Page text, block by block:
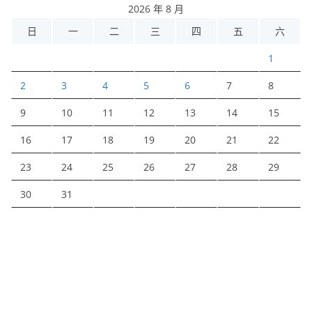
2026 年 8 月
日
一 二 三 四 五 六
1
2 3 4 5 6 7 8
9 10 11 12 13 14 15
16 17 18 19 20 21 22
23 24 25 26 27 28 29
30 31